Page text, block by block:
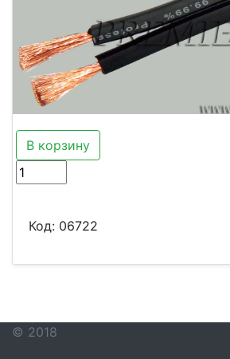
В корзину
Код: 06722
© 2018